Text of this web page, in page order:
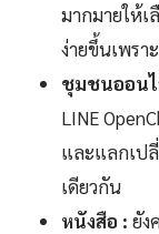
มากมายให้เ
ง่ายขึ้นเพร
ชุมชนออน
LINE
และแลกเป
เดียวกัน
หนังสือ : ยัง